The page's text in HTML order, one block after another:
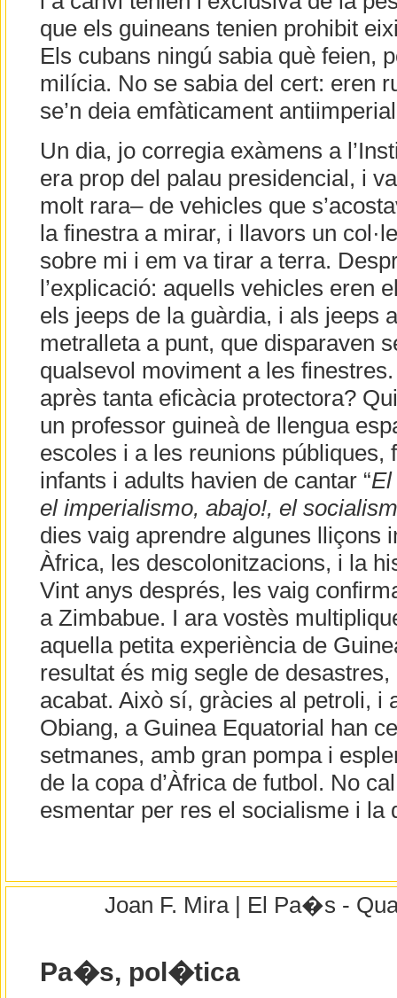
que els guineans tenien prohibit
Els cubans ningú sabia què feien,
milícia. No se sabia del cert: eren
se’n deia emfàticament
Un dia, jo corregia exàmens a
era prop del palau presidencial, i
molt rara– de vehicles que
la finestra a mirar, i llavors un
sobre mi i em va tirar a terra.
l’explicació: aquells vehicles eren
els jeeps de la guàrdia, i als jeeps
metralleta a punt, que disparaven
qualsevol moviment a les
après tanta eficàcia protectora?
un professor guineà de llengua
escoles i a les reunions públiques,
infants i adults havien de cantar “El
el imperialismo, abajo!, el
dies vaig aprendre algunes lliçons
Àfrica, les descolonitzacions, i la
Vint anys després, les vaig
a Zimbabue. I ara vostès
aquella petita experiència de
resultat és mig segle de desastres,
acabat. Això sí, gràcies al petroli, i
Obiang, a Guinea Equatorial han
setmanes, amb gran pompa i
de la copa d’Àfrica de futbol. No
esmentar per res el socialisme i la
Joan F. Mira | El Pa�s -
Pa�s, pol�tica